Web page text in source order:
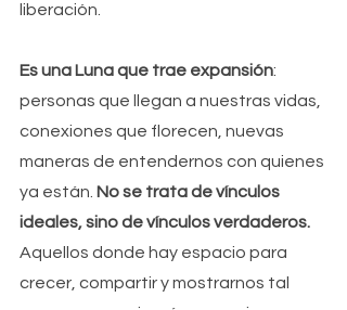
liberación.
Es una Luna que trae expansión:
personas que llegan a nuestras vidas,
conexiones que florecen, nuevas
maneras de entendernos con quienes
ya están. No se trata de vínculos
ideales, sino de vínculos verdaderos.
Aquellos donde hay espacio para
crecer, compartir y mostrarnos tal